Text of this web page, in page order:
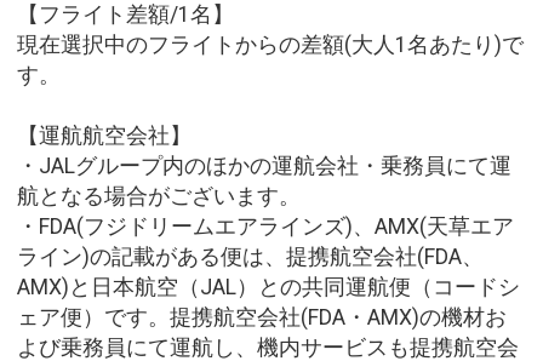
【フライト差額/1名】
現在選択中のフライトからの差額(大人1名あたり)で
す。
【運航航空会社】
・JALグループ内のほかの運航会社・乗務員にて運
航となる場合がございます。
・FDA(フジドリームエアラインズ)、AMX(天草エア
ライン)の記載がある便は、提携航空会社(FDA、
AMX)と日本航空（JAL）との共同運航便（コードシ
ェア便）です。提携航空会社(FDA・AMX)の機材お
よび乗務員にて運航し、機内サービスも提携航空会